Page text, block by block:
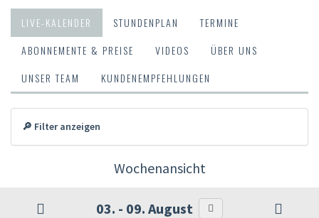
LIVE-KALENDER STUNDENPLAN
TERMINE
ABONNEMENTE & PREISE
VIDEOS
ÜBER UNS
UNSER TEAM
KUNDENEMPFEHLUNGEN
🔎 Filter anzeigen
Wochenansicht
03. - 09. August